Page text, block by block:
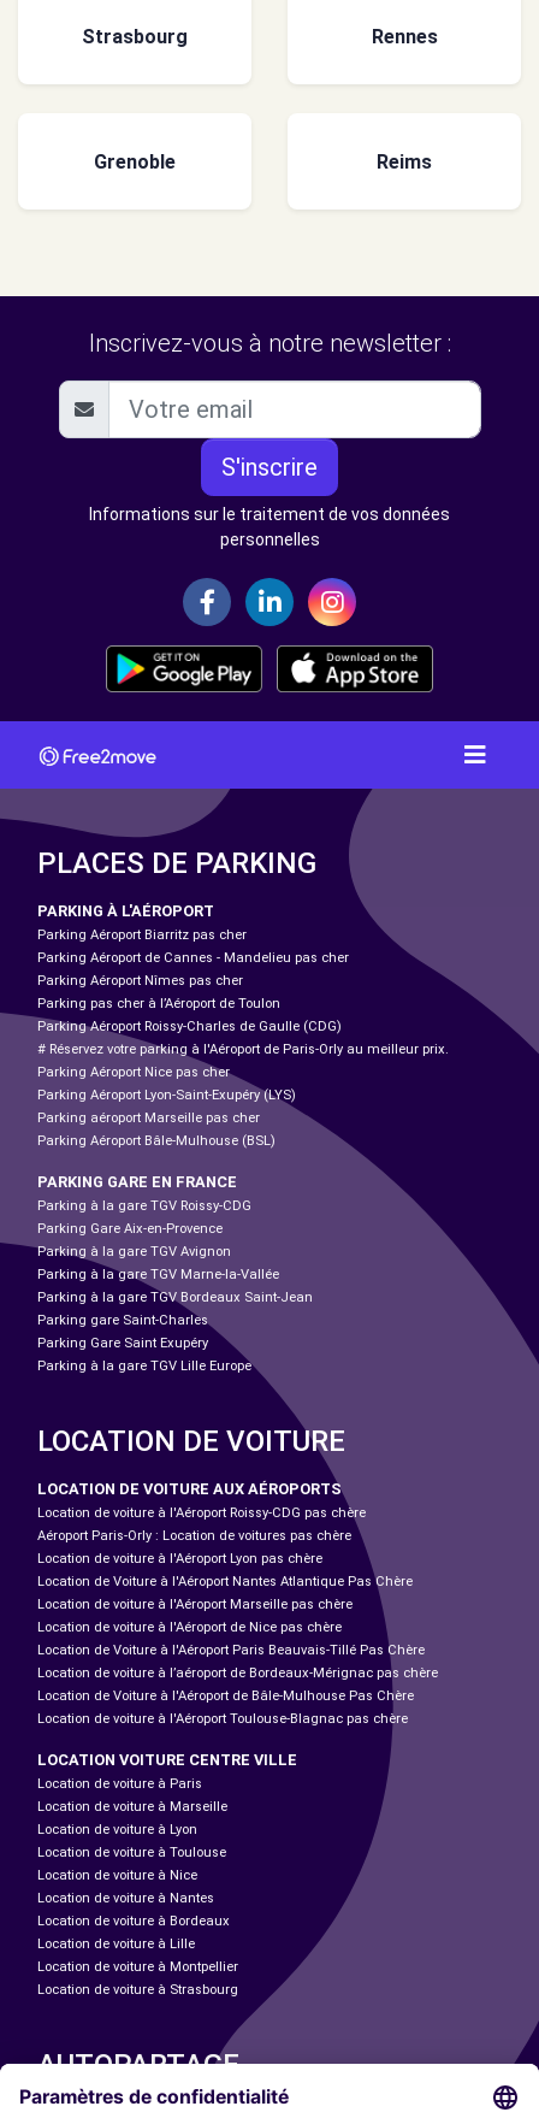
Strasbourg Rennes
Grenoble Reims
Inscrivez-vous à notre newsletter :
S'inscrire
Informations sur le traitement de vos données
personnelles
PLACES DE PARKING
PARKING À L'AÉROPORT
Parking Aéroport Biarritz pas cher
Parking Aéroport de Cannes - Mandelieu pas cher
Parking Aéroport Nîmes pas cher
Parking pas cher à l’Aéroport de Toulon
Parking Aéroport Roissy-Charles de Gaulle (CDG)
# Réservez votre parking à l'Aéroport de Paris-Orly au meilleur prix.
Parking Aéroport Nice pas cher
Parking Aéroport Lyon-Saint-Exupéry (LYS)
Parking aéroport Marseille pas cher
Parking Aéroport Bâle-Mulhouse (BSL)
PARKING GARE EN FRANCE
Parking à la gare TGV Roissy-CDG
Parking Gare Aix-en-Provence
Parking à la gare TGV Avignon
Parking à la gare TGV Marne-la-Vallée
Parking à la gare TGV Bordeaux Saint-Jean
Parking gare Saint-Charles
Parking Gare Saint Exupéry
Parking à la gare TGV Lille Europe
LOCATION DE VOITURE
LOCATION DE VOITURE AUX AÉROPORTS
Location de voiture à l'Aéroport Roissy-CDG pas chère
Aéroport Paris-Orly : Location de voitures pas chère
Location de voiture à l'Aéroport Lyon pas chère
Location de Voiture à l'Aéroport Nantes Atlantique Pas Chère
Location de voiture à l'Aéroport Marseille pas chère
Location de voiture à l'Aéroport de Nice pas chère
Location de Voiture à l'Aéroport Paris Beauvais-Tillé Pas Chère
Location de voiture à l’aéroport de Bordeaux-Mérignac pas chère
Location de Voiture à l'Aéroport de Bâle-Mulhouse Pas Chère
Location de voiture à l'Aéroport Toulouse-Blagnac pas chère
LOCATION VOITURE CENTRE VILLE
Location de voiture à Paris
Location de voiture à Marseille
Location de voiture à Lyon
Location de voiture à Toulouse
Location de voiture à Nice
Location de voiture à Nantes
Location de voiture à Bordeaux
Location de voiture à Lille
Location de voiture à Montpellier
Location de voiture à Strasbourg
AUTOPARTAGE